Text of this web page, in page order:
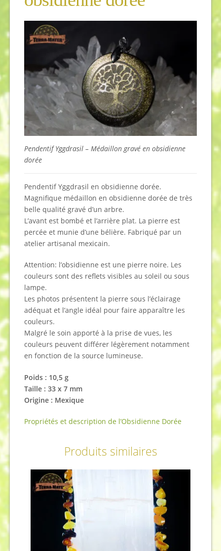
Pendentif Yggdrasil – Médaillon gravé en obsidienne
dorée
Pendentif Yggdrasil en obsidienne dorée.
Magnifique médaillon en obsidienne dorée de très
belle qualité gravé d’un arbre.
L’avant est bombé et l’arrière plat. La pierre est
percée et munie d’une bélière. Fabriqué par un
atelier artisanal mexicain.
Attention: l’obsidienne est une pierre noire. Les
couleurs sont des reflets visibles au soleil ou sous
lampe.
Les photos présentent la pierre sous l’éclairage
adéquat et l’angle idéal pour faire apparaître les
couleurs.
Malgré le soin apporté à la prise de vues, les
couleurs peuvent différer légèrement notamment
en fonction de la source lumineuse.
Poids : 10,5 g
Taille : 33 x 7 mm
Origine : Mexique
Propriétés et description de l’Obsidienne Dorée
Produits similaires